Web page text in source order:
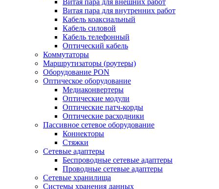
Витая пара для внешних работ
Витая пара для внутренних работ
Кабель коаксиальный
Кабель силовой
Кабель телефонный
Оптический кабель
Коммутаторы
Маршрутизаторы (роутеры)
Оборудование PON
Оптическое оборудование
Медиаконвертеры
Оптические модули
Оптические патч-корды
Оптические расходники
Пассивное сетевое оборудование
Коннекторы
Стяжки
Сетевые адаптеры
Беспроводные сетевые адаптеры
Проводные сетевые адаптеры
Сетевые хранилища
Системы хранения данных